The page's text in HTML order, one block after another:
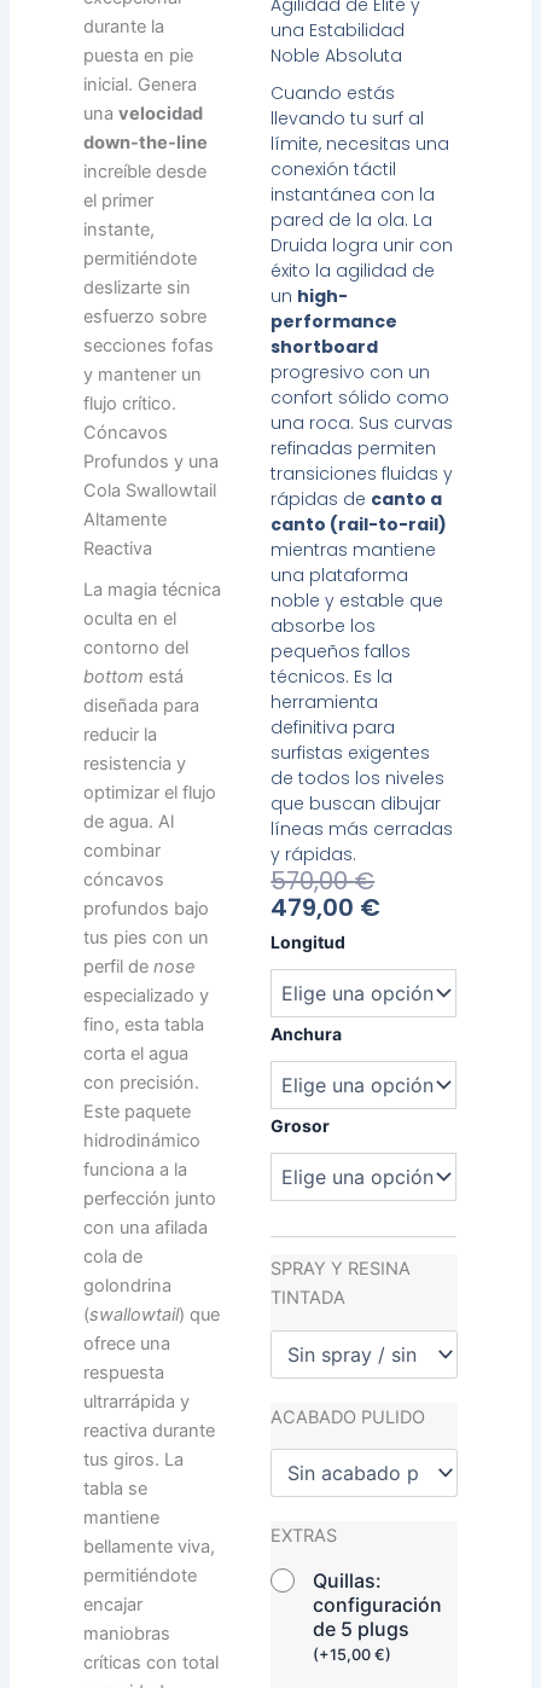
una Estabilidad
Noble Absoluta
Cuando estás
llevando tu surf al
límite, necesitas una
conexión táctil
instantánea con la
pared de la ola. La
Druida logra unir con
éxito la agilidad de
un high-
performance
shortboard
progresivo con un
confort sólido como
una roca. Sus curvas
refinadas permiten
transiciones fluidas y
rápidas de canto a
canto (rail-to-rail)
mientras mantiene
una plataforma
noble y estable que
absorbe los
pequeños fallos
técnicos. Es la
herramienta
definitiva para
surfistas exigentes
de todos los niveles
que buscan dibujar
líneas más cerradas
y rápidas.
570,00€
570,00 €.
479,00 €Precio
479,00 €.
Longitud
Anchura
Grosor
SPRAY Y RESINA
TINTADA
ACABADO PULIDO
EXTRAS
Quillas:
configuración
de 5 plugs
(+15,00€)
Heavy
Druida
cantidad
durante la
puesta en pie
inicial. Genera
unavelocidad
down-the-line
increíble desde
el primer
instante,
permitiéndote
deslizarte sin
esfuerzo sobre
secciones fofas
y mantener un
flujo crítico.
Cóncavos
Profundos y una
Cola Swallowtail
Altamente
Reactiva
La magia técnica
oculta en el
contorno del
bottom está
diseñada para
reducir la
resistencia y
optimizar el flujo
de agua. Al
combinar
cóncavos
profundos bajo
tus pies con un
perfil denose
especializado y
fino, esta tabla
corta el agua
con precisión.
Este paquete
hidrodinámico
funciona a la
perfección junto
con una afilada
cola de
golondrina
(swallowtail) que
ofrece una
respuesta
ultrarrápida y
reactiva durante
tus giros. La
tabla se
mantiene
bellamente viva,
permitiéndote
encajar
maniobras
críticas con total